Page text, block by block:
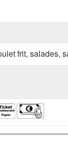
frit, salades,